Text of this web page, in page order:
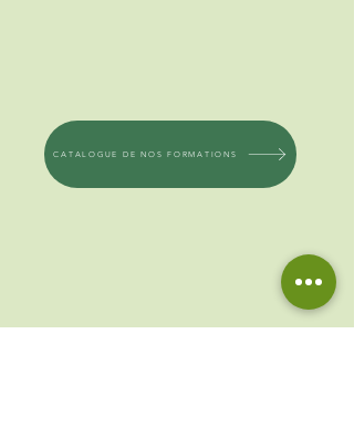
CATALOGUE DE NOS FORMATIONS